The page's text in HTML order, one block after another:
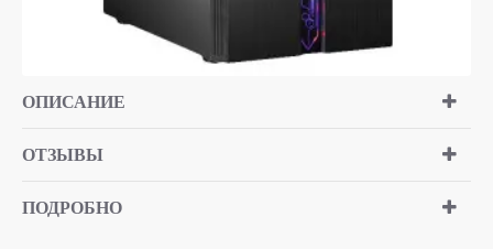
ОПИСАНИЕ
ОТЗЫВЫ
ПОДРОБНО